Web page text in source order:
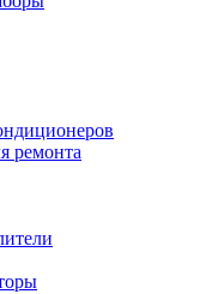
ремонта